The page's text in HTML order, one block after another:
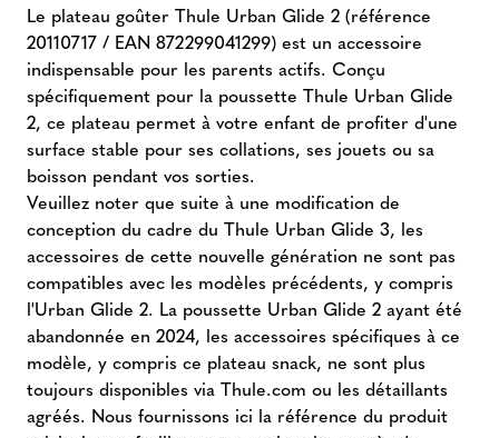
Le plateau goûter Thule Urban Glide 2 (référence
20110717 / EAN 872299041299) est un accessoire
indispensable pour les parents actifs. Conçu
spécifiquement pour la poussette Thule Urban Glide
2, ce plateau permet à votre enfant de profiter d'une
surface stable pour ses collations, ses jouets ou sa
boisson pendant vos sorties.
Veuillez noter que suite à une modification de
conception du cadre du Thule Urban Glide 3, les
accessoires de cette nouvelle génération ne sont pas
compatibles avec les modèles précédents, y compris
l'Urban Glide 2. La poussette Urban Glide 2 ayant été
abandonnée en 2024, les accessoires spécifiques à ce
modèle, y compris ce plateau snack, ne sont plus
toujours disponibles via Thule.com ou les détaillants
agréés. Nous fournissons ici la référence du produit